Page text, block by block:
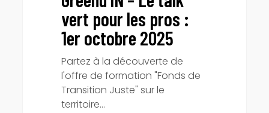
vert pour les pros :
1er octobre 2025
Partez à la découverte de
l'offre de formation "Fonds de
Transition Juste" sur le
territoire…